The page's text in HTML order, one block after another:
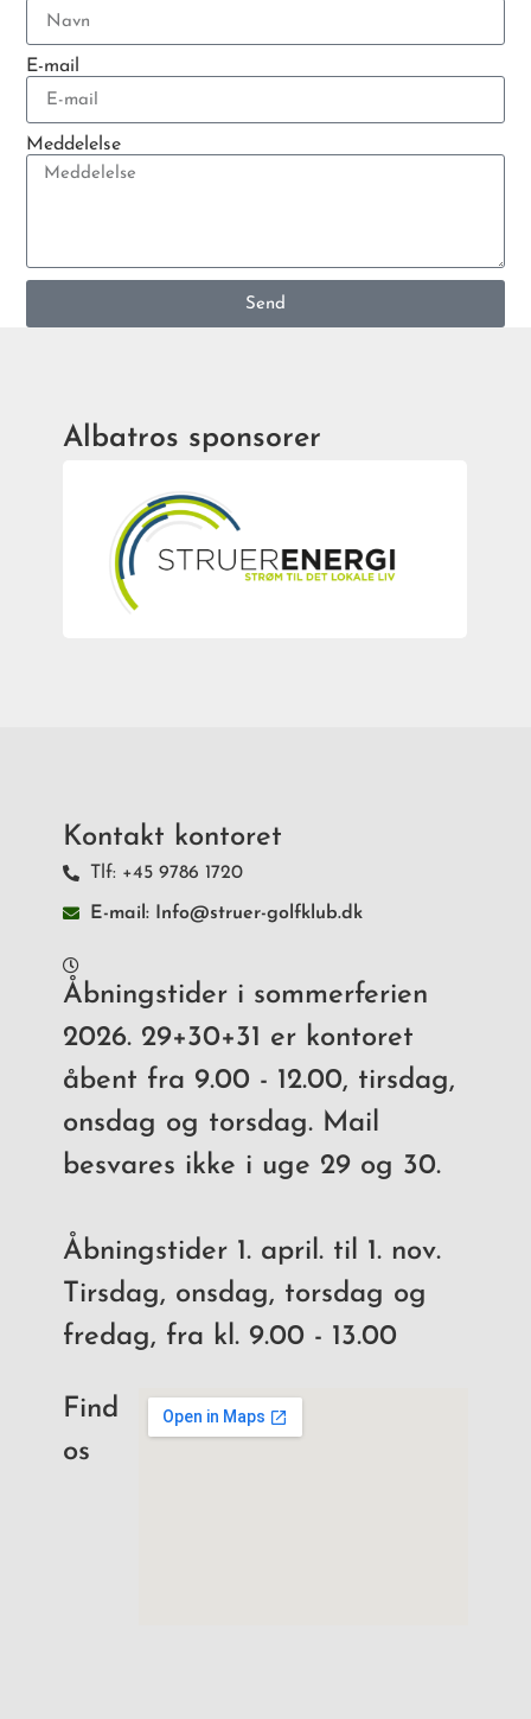
E-mail
Meddelelse
Send
Albatros sponsorer
Kontakt kontoret
Tlf: +45 9786 1720
E-mail: Info@struer-golfklub.dk
Åbningstider i sommerferien
2026. 29+30+31 er kontoret
åbent fra 9.00 - 12.00, tirsdag,
onsdag og torsdag. Mail
besvares ikke i uge 29 og 30.
Åbningstider 1. april. til 1. nov.
Tirsdag, onsdag, torsdag og
fredag, fra kl. 9.00 - 13.00
Find
os